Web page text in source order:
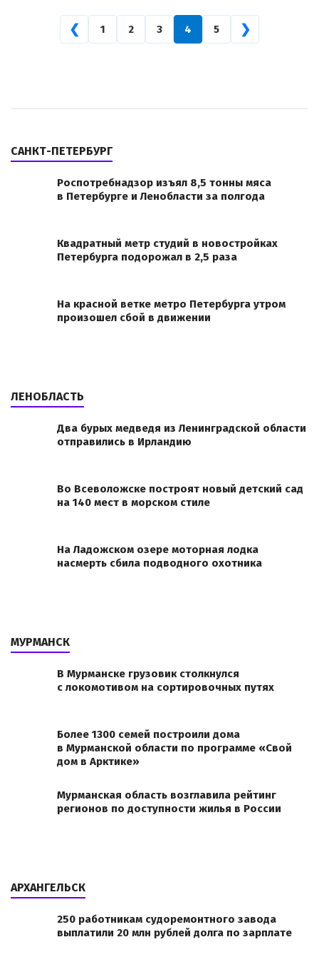
❮ 1 2 3 4 5 ❯
САНКТ-ПЕТЕРБУРГ
Роспотребнадзор изъял 8,5 тонны мяса
в Петербурге и Ленобласти за полгода
Квадратный метр студий в новостройках
Петербурга подорожал в 2,5 раза
На красной ветке метро Петербурга утром
произошел сбой в движении
ЛЕНОБЛАСТЬ
Два бурых медведя из Ленинградской области
отправились в Ирландию
Во Всеволожске построят новый детский сад
на 140 мест в морском стиле
На Ладожском озере моторная лодка
насмерть сбила подводного охотника
МУРМАНСК
В Мурманске грузовик столкнулся
с локомотивом на сортировочных путях
Более 1300 семей построили дома
в Мурманской области по программе «Свой
дом в Арктике»
Мурманская область возглавила рейтинг
регионов по доступности жилья в России
АРХАНГЕЛЬСК
250 работникам судоремонтного завода
выплатили 20 млн рублей долга по зарплате